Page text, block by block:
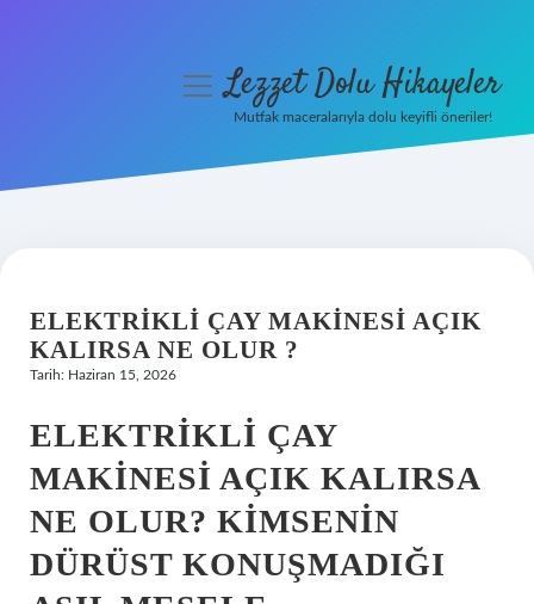
Hakkımızda
menüyüLezzet Dolu Hikayeler
Mutfak maceralarıyla dolu keyifli öneriler!
ELEKTRIKLI ÇAY MAKINESI AÇIK
KALIRSA NE OLUR ?
Tarih: Haziran 15, 2026
ELEKTRIKLI ÇAY
MAKINESI AÇIK KALIRSA
NE OLUR? KIMSENIN
DÜRÜST KONUŞMADIĞI